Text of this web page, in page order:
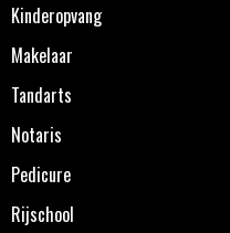
Kinderopvang
Makelaar
Tandarts
Notaris
Pedicure
Rijschool